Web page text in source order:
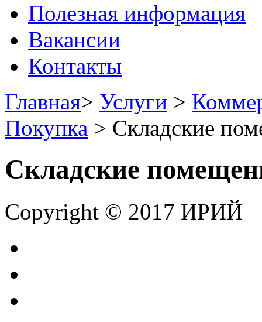
Полезная информация
Вакансии
Контакты
Главная> Услуги >
Покупка > Складские
Складские
Copyright © 2017 ИРИЙ